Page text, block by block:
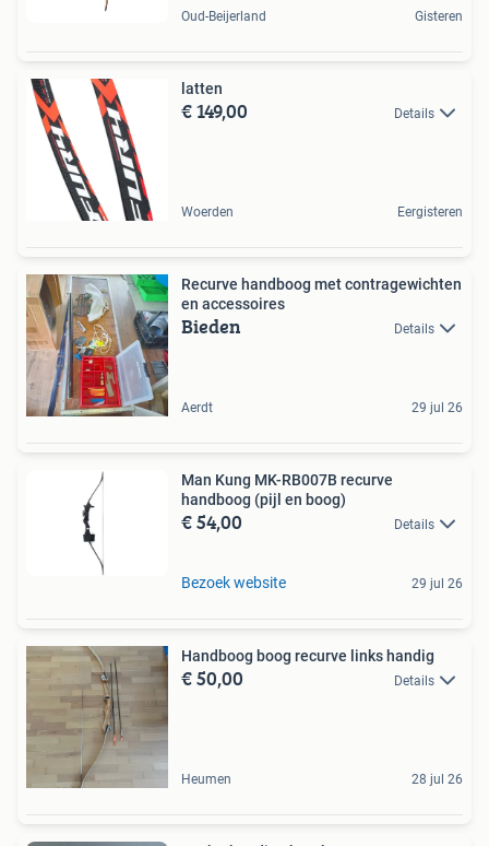
Oud-Beijerland Gisteren
latten
€ 149,00 Details
Woerden Eergisteren
Recurve handboog met contragewichten
en accessoires
Bieden Details
Aerdt 29 jul 26
Man Kung MK-RB007B recurve
handboog (pijl en boog)
€ 54,00 Details
Bezoek website 29 jul 26
Handboog boog recurve links handig
€ 50,00 Details
Heumen 28 jul 26